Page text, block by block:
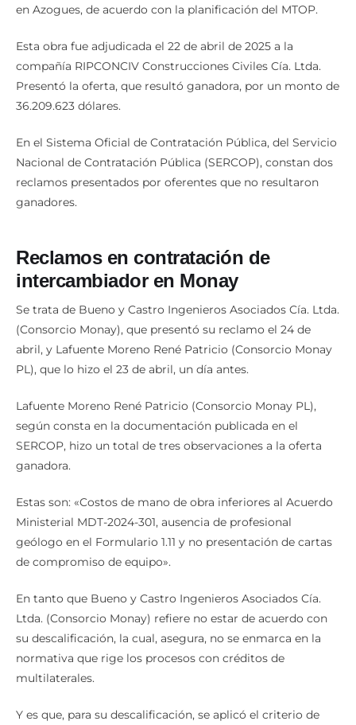
en Azogues, de acuerdo con la planificación del MTOP.
Esta obra fue adjudicada el 22 de abril de 2025 a la
compañía RIPCONCIV Construcciones Civiles Cía. Ltda.
Presentó la oferta, que resultó ganadora, por un monto de
36.209.623 dólares.
En el Sistema Oficial de Contratación Pública, del Servicio
Nacional de Contratación Pública (SERCOP), constan dos
reclamos presentados por oferentes que no resultaron
ganadores.
Reclamos en contratación de
intercambiador en Monay
Se trata de Bueno y Castro Ingenieros Asociados Cía. Ltda.
(Consorcio Monay), que presentó su reclamo el 24 de
abril, y Lafuente Moreno René Patricio (Consorcio Monay
PL), que lo hizo el 23 de abril, un día antes.
Lafuente Moreno René Patricio (Consorcio Monay PL),
según consta en la documentación publicada en el
SERCOP, hizo un total de tres observaciones a la oferta
ganadora.
Estas son: «Costos de mano de obra inferiores al Acuerdo
Ministerial MDT-2024-301, ausencia de profesional
geólogo en el Formulario 1.11 y no presentación de cartas
de compromiso de equipo».
En tanto que Bueno y Castro Ingenieros Asociados Cía.
Ltda. (Consorcio Monay) refiere no estar de acuerdo con
su descalificación, la cual, asegura, no se enmarca en la
normativa que rige los procesos con créditos de
multilaterales.
Y es que, para su descalificación, se aplicó el criterio de